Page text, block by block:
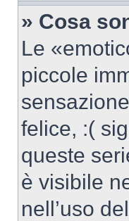
» Cosa
Le
piccole
felice, :(
queste
è visibile
nell’uso